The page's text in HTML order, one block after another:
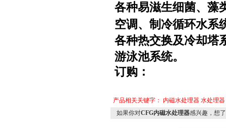
各种易滋生细菌、藻
空调、制冷循环水系
各种热交换及冷却塔
游泳池系统。
订购：
产品相关关键字： 内磁水处理器 水处理器
如果你对CFG内磁水处理器感兴趣，想